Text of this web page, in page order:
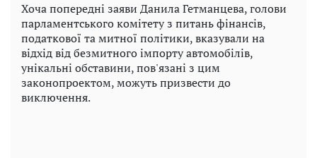
Хоча попередні заяви Данила Гетманцева, голови
парламентського комітету з питань фінансів,
податкової та митної політики, вказували на
відхід від безмитного імпорту автомобілів,
унікальні обставини, пов'язані з цим
законопроектом, можуть призвести до
виключення.